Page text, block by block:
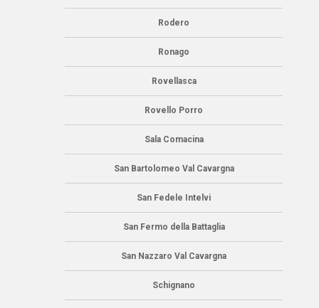
Rodero
Ronago
Rovellasca
Rovello Porro
Sala Comacina
San Bartolomeo Val Cavargna
San Fedele Intelvi
San Fermo della Battaglia
San Nazzaro Val Cavargna
Schignano